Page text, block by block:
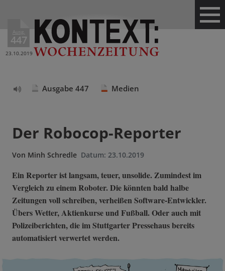
Ausg.
447
23.10.2019
Ausgabe 447 Medien
Der Robocop-Reporter
Von Minh Schredle Datum: 23.10.2019
Ein Reporter ist langsam, teuer, unsolide. Zumindest im
Vergleich zu einem Roboter. Die könnten bald halbe
Zeitungen voll schreiben, verheißen Software-Entwickler.
Übers Wetter, Aktienkurse und Fußball. Oder auch mit
Polizeiberichten, die im Stuttgarter Pressehaus bereits
automatisiert verwertet werden.